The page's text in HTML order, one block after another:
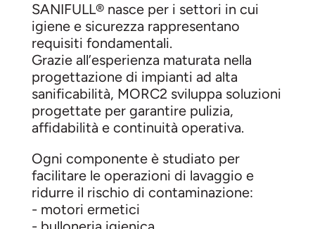
SANIFULL® nasce per i settori in cui
igiene e sicurezza rappresentano
requisiti fondamentali.
Grazie all’esperienza maturata nella
progettazione di impianti ad alta
sanificabilità, MORC2 sviluppa soluzioni
progettate per garantire pulizia,
affidabilità e continuità operativa.
Ogni componente è studiato per
facilitare le operazioni di lavaggio e
ridurre il rischio di contaminazione:
- motori ermetici